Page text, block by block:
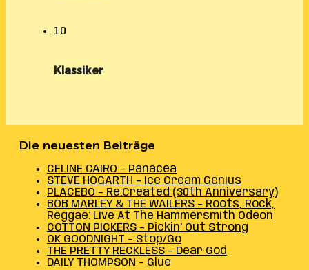
10
Klassiker
Die neuesten Beiträge
CELINE CAIRO – Panacea
STEVE HOGARTH – Ice Cream Genius
PLACEBO – Re:Created (30th Anniversary)
BOB MARLEY & THE WAILERS – Roots, Rock,
Reggae: Live At The Hammersmith Odeon
COTTON PICKERS – Pickin’ Out Strong
OK GOODNIGHT – Stop/Go
THE PRETTY RECKLESS – Dear God
DAILY THOMPSON – Glue